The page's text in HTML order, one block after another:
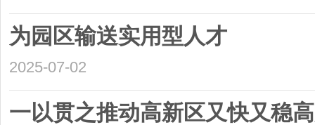
为园区输送实用型人才
2025-07-02
一以贯之推动高新区又快又稳